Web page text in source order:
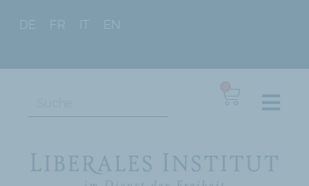
DE FR IT EN